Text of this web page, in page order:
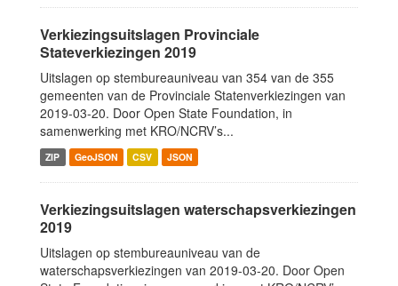
Verkiezingsuitslagen Provinciale
Stateverkiezingen 2019
Uitslagen op stembureauniveau van 354 van de 355
gemeenten van de Provinciale Statenverkiezingen van
2019-03-20. Door Open State Foundation, in
samenwerking met KRO/NCRV’s...
ZIP GeoJSON CSV JSON
Verkiezingsuitslagen waterschapsverkiezingen
2019
Uitslagen op stembureauniveau van de
waterschapsverkiezingen van 2019-03-20. Door Open